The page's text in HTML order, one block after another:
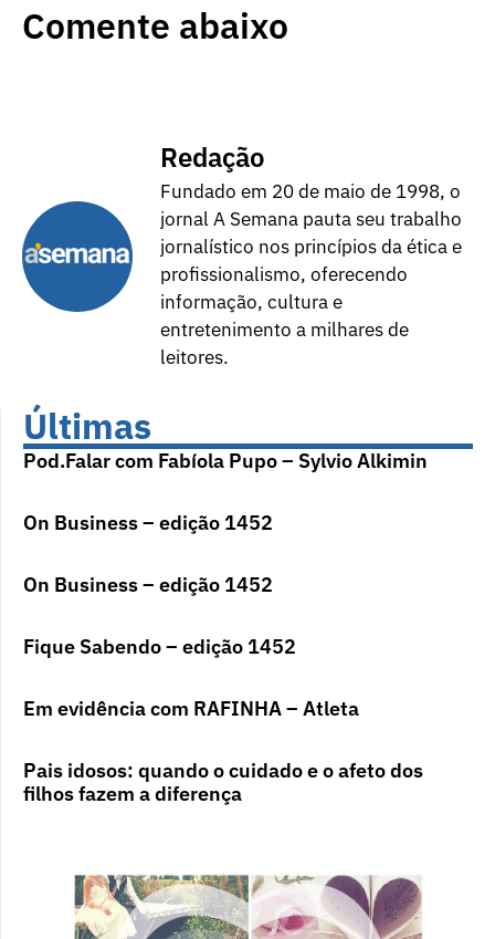
Comente abaixo
Redação
Fundado em 20 de maio de 1998, o
jornal A Semana pauta seu trabalho
jornalístico nos princípios da ética e
profissionalismo, oferecendo
informação, cultura e
entretenimento a milhares de
leitores.
Últimas
Pod.Falar com Fabíola Pupo – Sylvio Alkimin
On Business – edição 1452
On Business – edição 1452
Fique Sabendo – edição 1452
Em evidência com RAFINHA – Atleta
Pais idosos: quando o cuidado e o afeto dos
filhos fazem a diferença